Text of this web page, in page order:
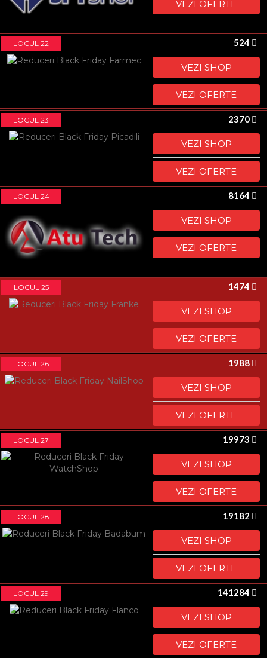
VEZI OFERTE
LOCUL 22 524
VEZI SHOP
VEZI OFERTE
LOCUL 23 2370
VEZI SHOP
VEZI OFERTE
LOCUL 24 8164
VEZI SHOP
VEZI OFERTE
LOCUL 25 1474
VEZI SHOP
VEZI OFERTE
LOCUL 26 1988
VEZI SHOP
VEZI OFERTE
LOCUL 27 19973
VEZI SHOP
VEZI OFERTE
LOCUL 28 19182
VEZI SHOP
VEZI OFERTE
LOCUL 29 141284
VEZI SHOP
VEZI OFERTE